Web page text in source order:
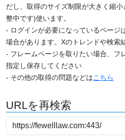
だし、取得のサイズ制限が大きく縮
整中です)使います。
- ログインが必要になっているページ
場合があります。Xのトレンドや検索
- フレームページを取りたい場合、フ
指定し保存してください
- その他の取得の問題などはこちら
URLを再検索